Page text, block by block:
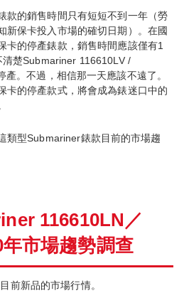
款的銷售時間只有短短不到一年（勞
新保卡投入市場的確切日期）。在國
卡的停產錶款，銷售時間應該僅有1
楚Submariner 116610LV /
。不過，相信那一天應該不遠了。
卡的停產款式，將會成為錶迷口中的
類型Submariner錶款目前的市場趨
116610LN／
市場趨勢調查
前新品的市場行情。